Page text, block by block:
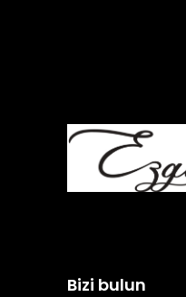
Bizi bulun